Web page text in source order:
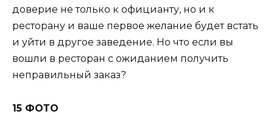
доверие не только к официанту, но и к
ресторану и ваше первое желание будет встать
и уйти в другое заведение. Но что если вы
вошли в ресторан с ожиданием получить
неправильный заказ?
15 ФОТО